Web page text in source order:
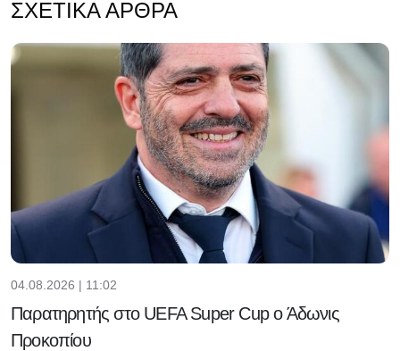
ΣΧΕΤΙΚΆ ΆΡΘΡΑ
04.08.2026 | 11:02
Παρατηρητής στο UEFA Super Cup ο Άδωνις
Προκοπίου